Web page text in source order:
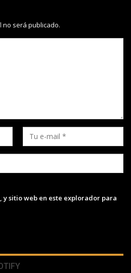
no será publicado.
y sitio web en este explorador para